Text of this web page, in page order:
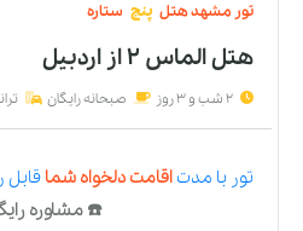
تور مشهدهتل پنج ستاره
هتل الماس ۲ از اردبیل
2 شب و 3 روز صبحانه رایگان
تور با مدتاقامت دلخواه شما قابل
☎️ مشاوره